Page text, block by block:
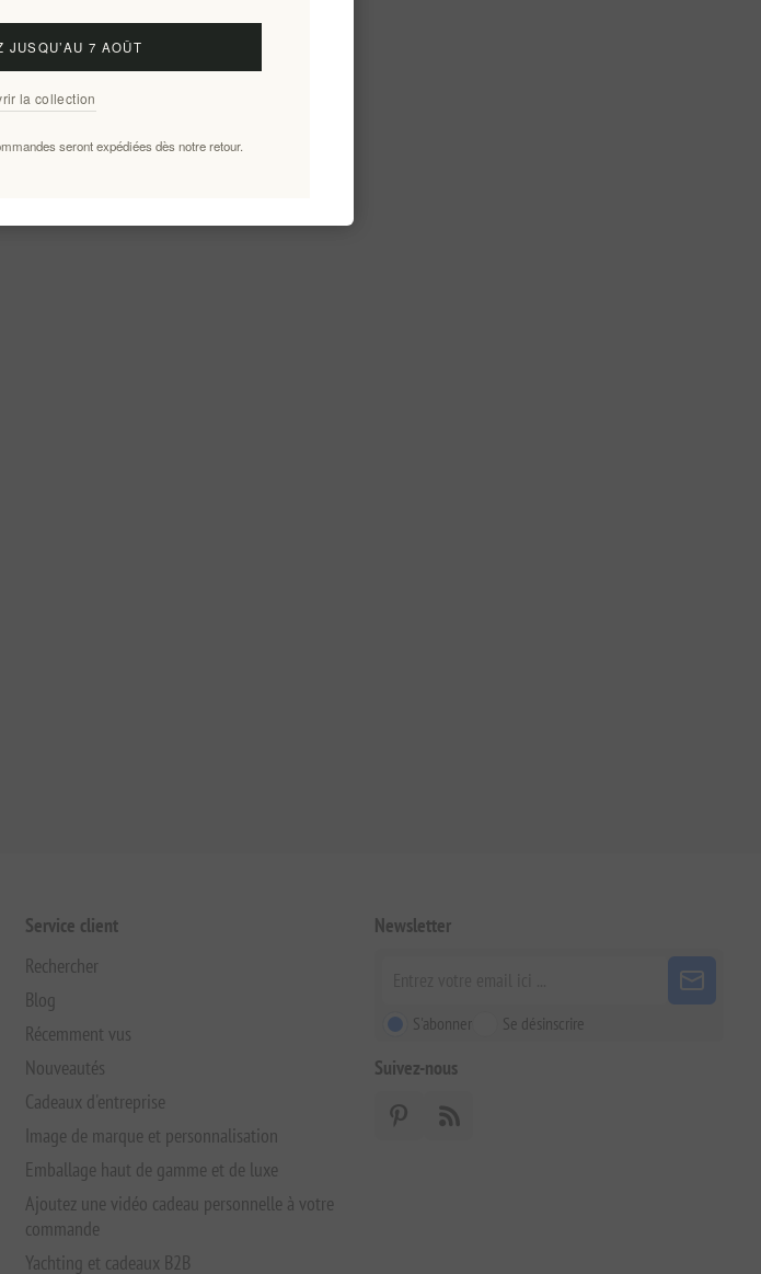
Service client
Rechercher
Blog
Récemment vus
Nouveautés
Cadeaux d'entreprise
Image de marque et personnalisation
Emballage haut de gamme et de luxe
Ajoutez une vidéo cadeau personnelle à votre
commande
Yachting et cadeaux B2B
Newsletter
S'abonner Se désinscrire
Suivez-nous
JUSQU’AU 7 AOÛT
la collection
seront expédiées dès notre retour.